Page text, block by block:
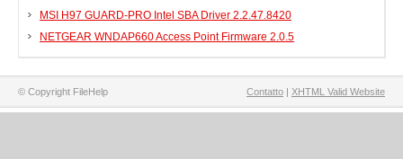
MSI H97 GUARD-PRO Intel SBA Driver 2.2.47.8420
NETGEAR WNDAP660 Access Point Firmware 2.0.5
© Copyright FileHelp Contatto | XHTML Valid Website